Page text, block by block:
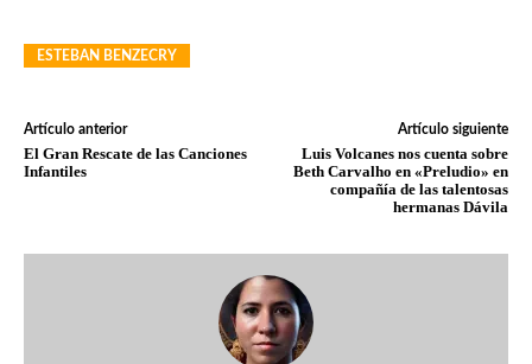
ESTEBAN BENZECRY
Artículo anterior
El Gran Rescate de las Canciones
Infantiles
Artículo siguiente
Luis Volcanes nos cuenta sobre
Beth Carvalho en «Preludio» en
compañía de las talentosas
hermanas Dávila